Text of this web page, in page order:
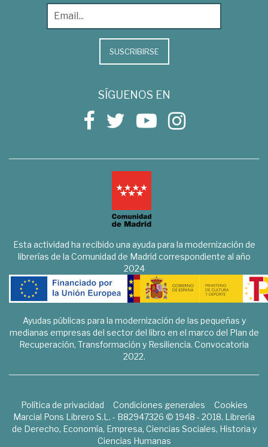
SUSCRIBIRSE
SÍGUENOS EN
Esta actividad ha recibido una ayuda para la modernización de
librerías de la Comunidad de Madrid correspondiente al año
2024
Ayudas públicas para la modernización de las pequeñas y
medianas empresas del sector del libro en el marco del Plan de
Recuperación, Transformación y Resiliencia. Convocatoria
2022.
Política de privacidad Condiciones generales
Cookies
Marcial Pons Librero S.L. - B82947326 © 1948 - 2018. Librería
de Derecho, Economía, Empresa, Ciencias Sociales, Historia y
Ciencias Humanas